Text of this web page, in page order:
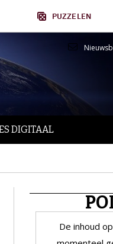
PUZZELEN
DIGITAAL
De inhoud